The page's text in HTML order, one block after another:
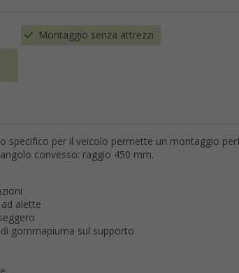
Montaggio senza attrezzi
specifico per il veicolo permette un montaggio
convesso: raggio 450 mm.
alette
gommapiuma sul supporto